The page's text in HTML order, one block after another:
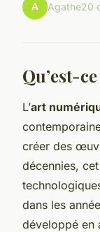
A Agathe20
Qu’est-
L’art
créer des
décennies,
dans les
développé en